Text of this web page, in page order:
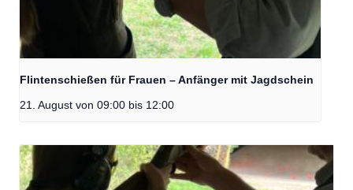
Flintenschießen für Frauen – Anfänger mit Jagdschein
21. August von 09:00 bis 12:00